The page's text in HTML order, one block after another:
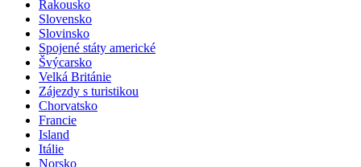
Rakousko
Slovensko
Slovinsko
Spojené státy americké
Švýcarsko
Velká Británie
Zájezdy s turistikou
Chorvatsko
Francie
Island
Itálie
Norsko